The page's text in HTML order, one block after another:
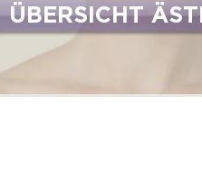
ÜBERSICHT